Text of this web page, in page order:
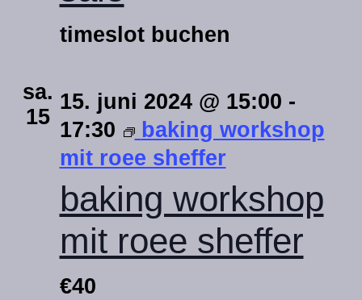
timeslot buchen
sa.
15
baking workshop
mit roee sheffer
15. juni 2024 @ 15:00 -
17:30
baking workshop
mit roee sheffer
€40